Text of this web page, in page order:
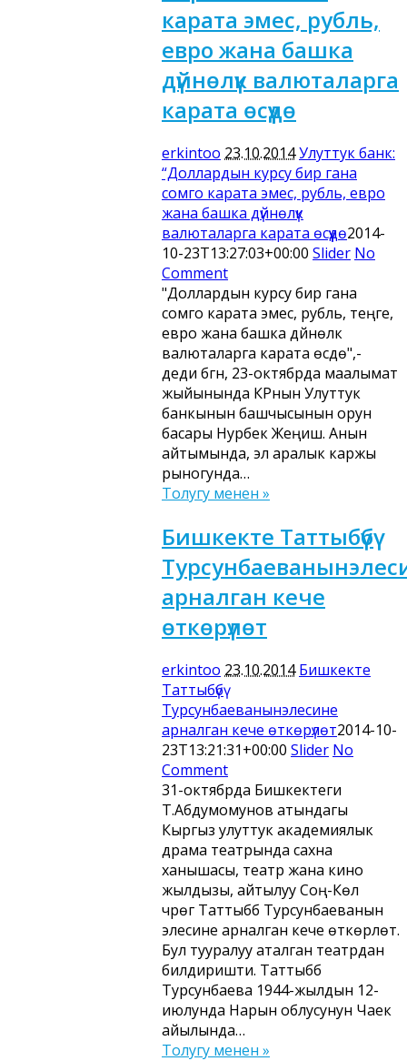
карата эмес, рубль,
евро жана башка
дүйнөлүк валюталарга
карата өсүүдө
erkintoo 23.10.2014Улуттук банк:
“Доллардын курсу бир гана
сомго карата эмес, рубль, евро
жана башка дүйнөлүк
валюталарга карата өсүүдө2014-
10-23T13:27:03+00:00 Slider No
Comment
"Доллардын курсу бир гана
сомго карата эмес, рубль, теңге,
евро жана башка дүйнөлүк
валюталарга карата өсүүдө",-
деди бүгүн, 23-октябрда маалымат
жыйынында КРнын Улуттук
банкынын башчысынын орун
басары Нурбек Жеңиш. Анын
айтымында, эл аралык каржы
рыногунда…
Толугу менен »
Бишкекте Таттыбүбү
арналган кече
өткөрүлөт
erkintoo 23.10.2014 Бишкекте
Таттыбүбү
Турсунбаеванынэлесине
арналган кече өткөрүлөт2014-10-
23T13:21:31+00:00 Slider No
Comment
31-октябрда Бишкектеги
Т.Абдумомунов атындагы
Кыргыз улуттук академиялык
драма театрында сахна
ханышасы, театр жана кино
жылдызы, айтылуу Соң-Көл
чүрөгү Таттыбүбү Турсунбаеванын
элесине арналган кече өткөрүлөт.
Бул тууралуу аталган театрдан
билдиришти. Таттыбүбү
Турсунбаева 1944-жылдын 12-
июлунда Нарын облусунун Чаек
айылында…
Толугу менен »